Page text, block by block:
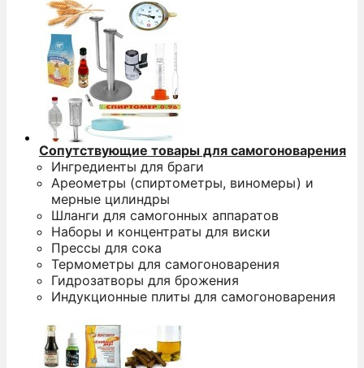
Сопутствующие товары для самогоноварения
Ингредиенты для браги
Ареометры (спиртометры, виномеры) и
мерные цилиндры
Шланги для самогонных аппаратов
Наборы и концентраты для виски
Прессы для сока
Термометры для самогоноварения
Гидрозатворы для брожения
Индукционные плиты для самогоноварения